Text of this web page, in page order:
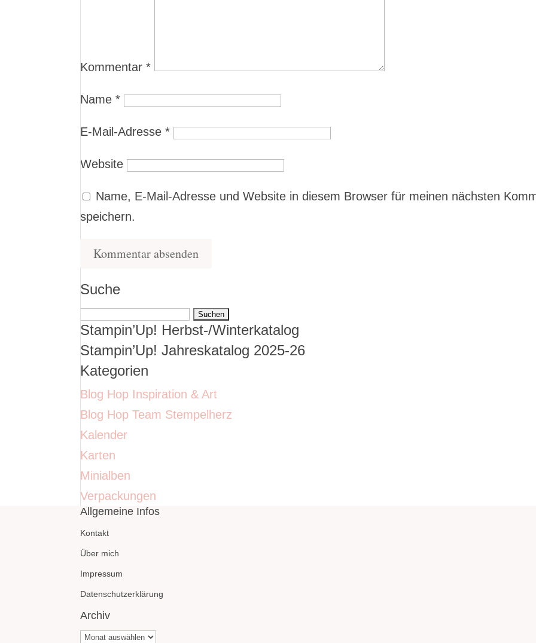
Kommentar*
Name*
E-Mail-Adresse*
Website
Name, E-Mail-Adresse und Website in diesem Browser für meinen nächsten
speichern.
Suche
Suchen
nach:
Stampin’Up! Herbst-/Winterkatalog
Stampin’Up! Jahreskatalog 2025-26
Kategorien
Blog Hop Inspiration & Art
Blog Hop Team Stempelherz
Kalender
Karten
Minialben
Verpackungen
Allgemeine Infos
Kontakt
Über mich
Impressum
Datenschutzerklärung
Archiv
Archiv